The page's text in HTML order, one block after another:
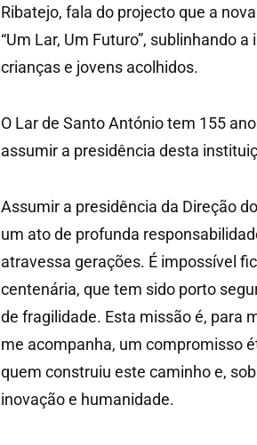
Ribatejo, fala do projecto que a
“Um Lar, Um Futuro”, sublinhando
crianças e jovens acolhidos.
O Lar de Santo António tem 155
assumir a presidência desta
Assumir a presidência da Direção
um ato de profunda
atravessa gerações. É impossível
centenária, que tem sido porto
de fragilidade. Esta missão é, para
me acompanha, um compromisso
quem construiu este caminho e,
inovação e humanidade.